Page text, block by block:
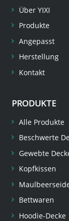
Über YIXI
Produkte
Angepasst
Herstellung
Kontakt
PRODUKTE
Alle Produkte
Beschwerte
Gewebte
Kopfkissen
Bettwaren
Hoodie-Decke